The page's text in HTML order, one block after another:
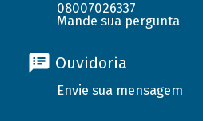
08007026337
Mande sua pergunta
Ouvidoria
Envie sua mensagem